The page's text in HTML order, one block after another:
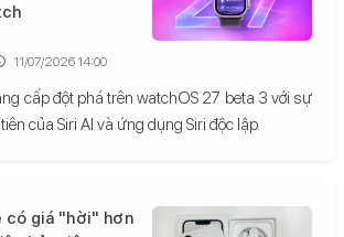
cấp đột phá trên watchOS 27 beta 3 với sự
của Siri AI và ứng dụng Siri độc lập.
11/07/2026 14:00
có giá "hời" hơn